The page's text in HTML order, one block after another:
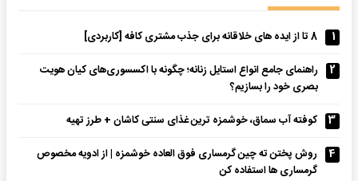
1
8 تا از ایده های خلاقانه برای جذب مشتری کافه [کاربردی]
2
راهنمای جامع انواع استایل زنانه؛ چگونه با اکسسوری‌های کیان هویت
بصری خود را بسازیم؟
3
کوفته آب سماق، خوشمزه ترین غذای سنتی کاشان + طرز تهیه
4
روش پختن ته چین گرمساری فوق العاده خوشمزه | از ادویه مخصوص
گرمساری ها استفاده کن